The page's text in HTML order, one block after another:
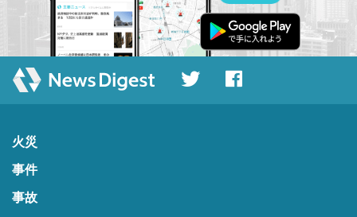
火災
事件
事故